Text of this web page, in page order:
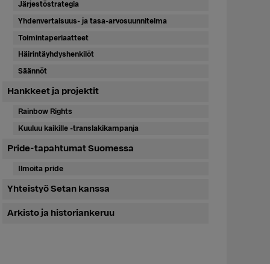
Järjestöstrategia
Yhdenvertaisuus- ja tasa-arvosuunnitelma
Toimintaperiaatteet
Häirintäyhdyshenkilöt
Säännöt
Hankkeet ja projektit
Rainbow Rights
Kuuluu kaikille -translakikampanja
Pride-tapahtumat Suomessa
Ilmoita pride
Yhteistyö Setan kanssa
Arkisto ja historiankeruu